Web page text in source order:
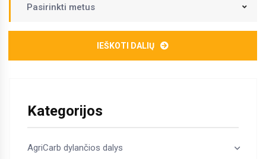
Pasirinkti metus
IEŠKOTI DALIŲ
Kategorijos
AgriCarb dylančios dalys